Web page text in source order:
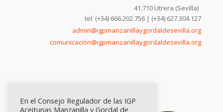
41.710 Utrera (Sevilla)
tel: (+34) 666.202.756 | (+34) 627.304.127
admin@igpmanzanillaygordaldesevilla.org
comunicación@igpmanzanillaygordaldesevilla.org
En el Consejo Regulador de las IGP
Aceitunas Manzanilla y Gordal de